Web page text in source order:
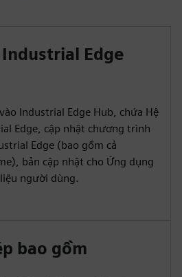
Edge
Industrial Edge Hub, chứa Hệ
Edge, cập nhật chương trình
Edge (bao gồm cả
bản cập nhật cho Ứng dụng
người dùng.
bao gồm